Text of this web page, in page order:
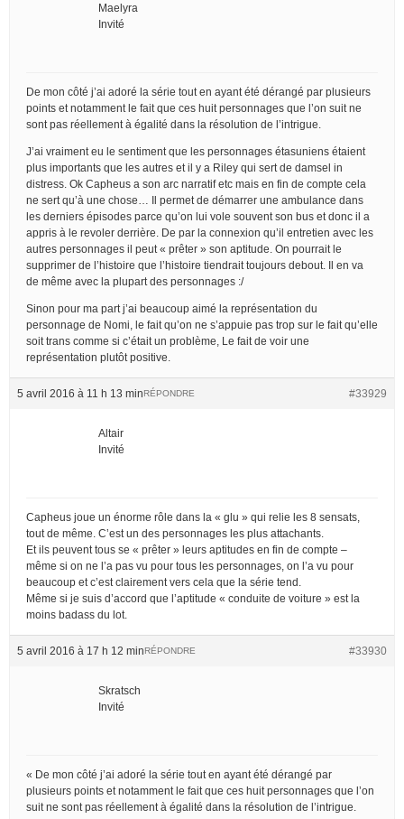
Maelyra
Invité
De mon côté j’ai adoré la série tout en ayant été dérangé par plusieurs
points et notamment le fait que ces huit personnages que l’on suit ne
sont pas réellement à égalité dans la résolution de l’intrigue.
J’ai vraiment eu le sentiment que les personnages étasuniens étaient
plus importants que les autres et il y a Riley qui sert de damsel in
distress. Ok Capheus a son arc narratif etc mais en fin de compte cela
ne sert qu’à une chose… Il permet de démarrer une ambulance dans
les derniers épisodes parce qu’on lui vole souvent son bus et donc il a
appris à le revoler derrière. De par la connexion qu’il entretien avec les
autres personnages il peut « prêter » son aptitude. On pourrait le
supprimer de l’histoire que l’histoire tiendrait toujours debout. Il en va
de même avec la plupart des personnages :/
Sinon pour ma part j’ai beaucoup aimé la représentation du
personnage de Nomi, le fait qu’on ne s’appuie pas trop sur le fait qu’elle
soit trans comme si c’était un problème, Le fait de voir une
représentation plutôt positive.
5 avril 2016 à 11 h 13 min #33929
RÉPONDRE
Altair
Invité
Capheus joue un énorme rôle dans la « glu » qui relie les 8 sensats,
tout de même. C’est un des personnages les plus attachants.
Et ils peuvent tous se « prêter » leurs aptitudes en fin de compte –
même si on ne l’a pas vu pour tous les personnages, on l’a vu pour
beaucoup et c’est clairement vers cela que la série tend.
Même si je suis d’accord que l’aptitude « conduite de voiture » est la
moins badass du lot.
5 avril 2016 à 17 h 12 min #33930
RÉPONDRE
Skratsch
Invité
« De mon côté j’ai adoré la série tout en ayant été dérangé par
plusieurs points et notamment le fait que ces huit personnages que l’on
suit ne sont pas réellement à égalité dans la résolution de l’intrigue.